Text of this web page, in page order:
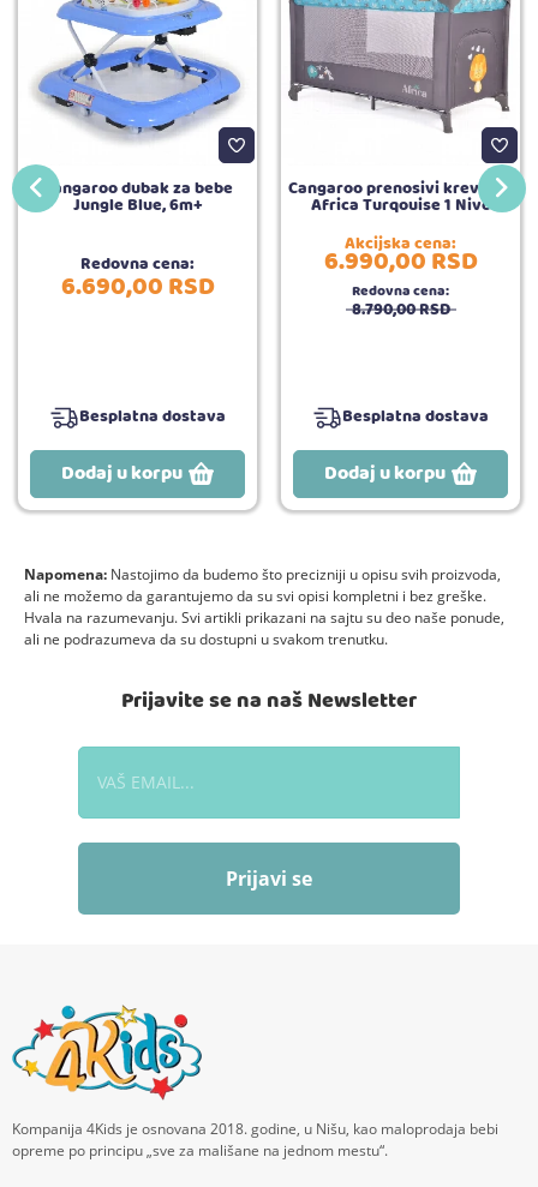
Cangaroo dubak za bebe
Jungle Blue, 6m+
Redovna cena:
6.690,00RSD
Besplatna dostava
Dodaj u korpu
Cangaroo prenosivi krevetac
Africa Turqouise 1 Nivo
Akcijska cena:
6.990,00RSD
Redovna cena:
8.790,00RSD
Besplatna dostava
Dodaj u korpu
Napomena: Nastojimo da budemo što precizniji u opisu svih proizvoda,
ali ne možemo da garantujemo da su svi opisi kompletni i bez greške.
Hvala na razumevanju. Svi artikli prikazani na sajtu su deo naše ponude,
ali ne podrazumeva da su dostupni u svakom trenutku.
Prijavite se na naš Newsletter
Prijavi se
Kompanija 4Kids je osnovana 2018. godine, u Nišu, kao maloprodaja bebi
opreme po principu „sve za mališane na jednom mestu“.